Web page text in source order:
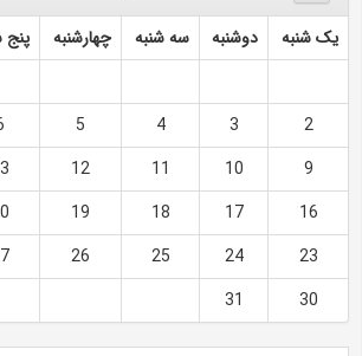
یک شنبه دوشنبه سه شنبه چهارشنبه پنج
2
3
4
5
6
9
10
11
12
16
17
18
19
23
24
25
26
30
31